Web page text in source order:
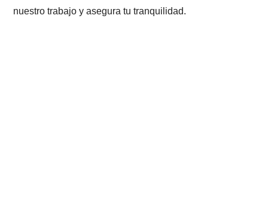
nuestro trabajo y asegura tu tranquilidad.